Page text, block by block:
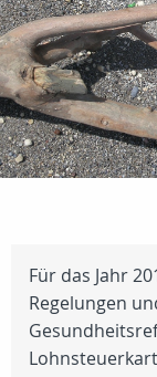
Für das Jahr
Regelungen